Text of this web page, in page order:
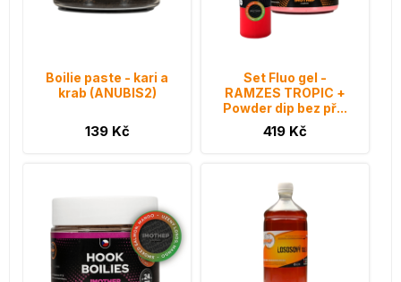
Boilie paste - kari a
krab (ANUBIS2)
139 Kč
Set Fluo gel -
RAMZES TROPIC +
Powder dip bez př...
419 Kč